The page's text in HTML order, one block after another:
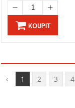
KOUPIT
‹ 1 2 3 4